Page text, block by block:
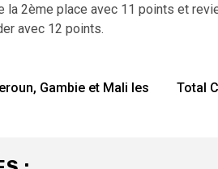
la 2ème place avec 11 points et
avec 12 points.
Gambie et Mali les
Total